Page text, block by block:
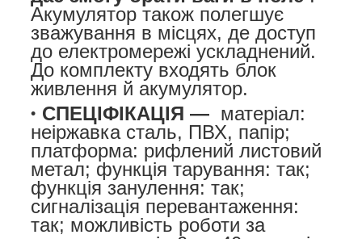
Акумулятор також полегшує
зважування в місцях, де доступ
до електромережі ускладнений.
До комплекту входять блок
живлення й акумулятор.
СПЕЦІФІКАЦІЯ — матеріал:
неіржавка сталь, ПВХ, папір;
платформа: рифлений листовий
метал; функція тарування: так;
функція занулення: так;
сигналізація перевантаження:
так; можливість роботи за